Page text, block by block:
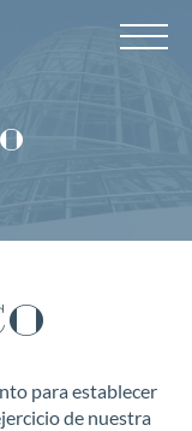
para establecer
de nuestra